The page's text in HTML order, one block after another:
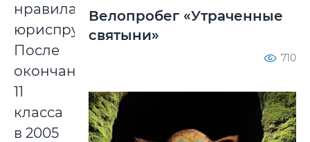
нравилась
юриспруденция.
После
окончания
11
класса
в 2005
Велопробег «Утраченные
святыни»
710